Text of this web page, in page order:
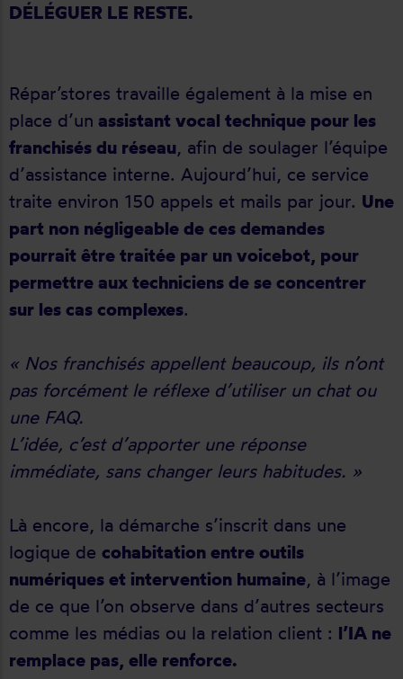
DÉLÉGUER LE RESTE.
Répar’stores travaille également à la mise en
place d’un assistant vocal technique pour les
franchisés du réseau, afin de soulager l’équipe
d’assistance interne. Aujourd’hui, ce service
traite environ 150 appels et mails par jour. Une
part non négligeable de ces demandes
pourrait être traitée par un voicebot, pour
permettre aux techniciens de se concentrer
sur les cas complexes.
« Nos franchisés appellent beaucoup, ils n’ont
pas forcément le réflexe d’utiliser un chat ou
une FAQ.
L’idée, c’est d’apporter une réponse
immédiate, sans changer leurs habitudes. »
Là encore, la démarche s’inscrit dans une
logique de cohabitation entre outils
numériques et intervention humaine, à l’image
de ce que l’on observe dans d’autres secteurs
comme les médias ou la relation client : l’IA ne
remplace pas, elle renforce.